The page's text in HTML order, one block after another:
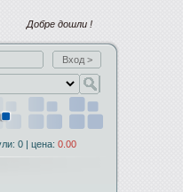
Добре дошли !
0 | цена: 0.00